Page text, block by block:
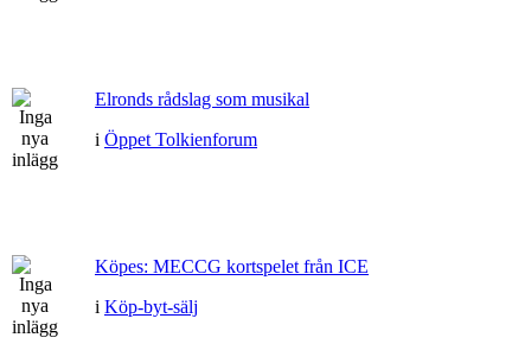
Elronds rådslag som musikal
i Öppet Tolkienforum
Köpes: MECCG kortspelet från ICE
i Köp-byt-sälj